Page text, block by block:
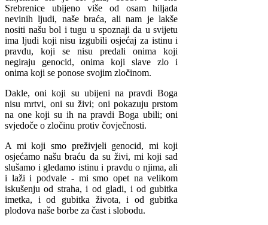
Srebrenice ubijeno više od osam hiljada
nevinih ljudi, naše braća, ali nam je lakše
nositi našu bol i tugu u spoznaji da u svijetu
ima ljudi koji nisu izgubili osjećaj za istinu i
pravdu, koji se nisu predali onima koji
negiraju genocid, onima koji slave zlo i
onima koji se ponose svojim zločinom.
Dakle, oni koji su ubijeni na pravdi Boga
nisu mrtvi, oni su živi; oni pokazuju prstom
na one koji su ih na pravdi Boga ubili; oni
svjedoče o zločinu protiv čovječnosti.
A mi koji smo preživjeli genocid, mi koji
osjećamo našu braću da su živi, mi koji sad
slušamo i gledamo istinu i pravdu o njima, ali
i laži i podvale - mi smo opet na velikom
iskušenju od straha, i od gladi, i od gubitka
imetka, i od gubitka života, i od gubitka
plodova naše borbe za čast i slobodu.